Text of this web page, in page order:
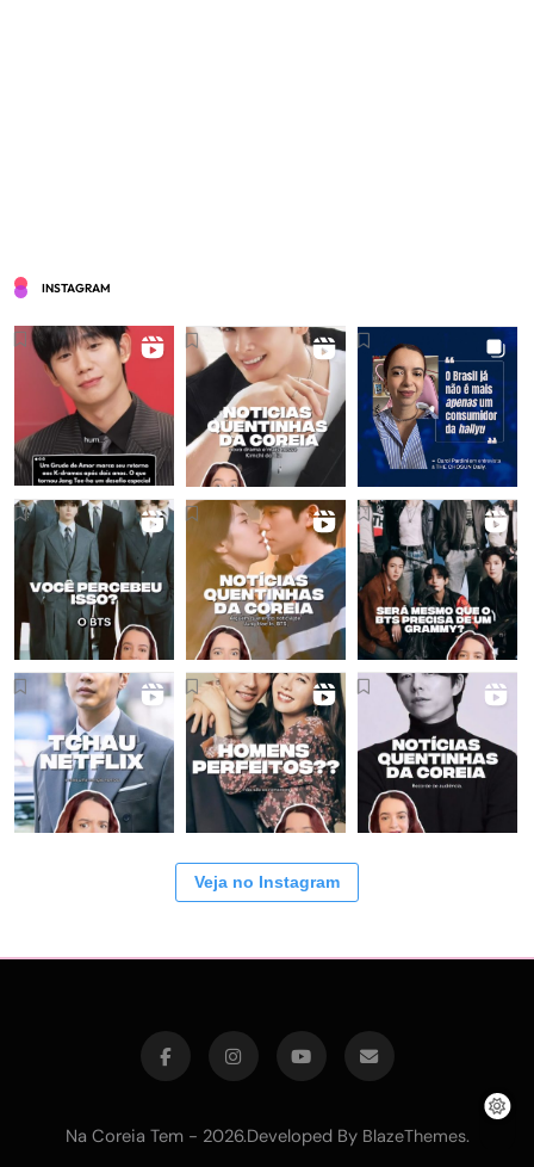
INSTAGRAM
Veja no Instagram
Na Coreia Tem - 2026.Developed By BlazeThemes.